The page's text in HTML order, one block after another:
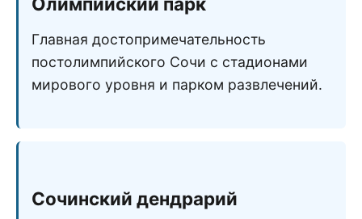
Главная достопримечательность
постолимпийского Сочи с стадионами
мирового уровня и парком развлечений.
Сочинский дендрарий